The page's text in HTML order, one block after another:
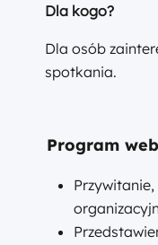
Dla kogo?
Dla osób
spotkania.
Program